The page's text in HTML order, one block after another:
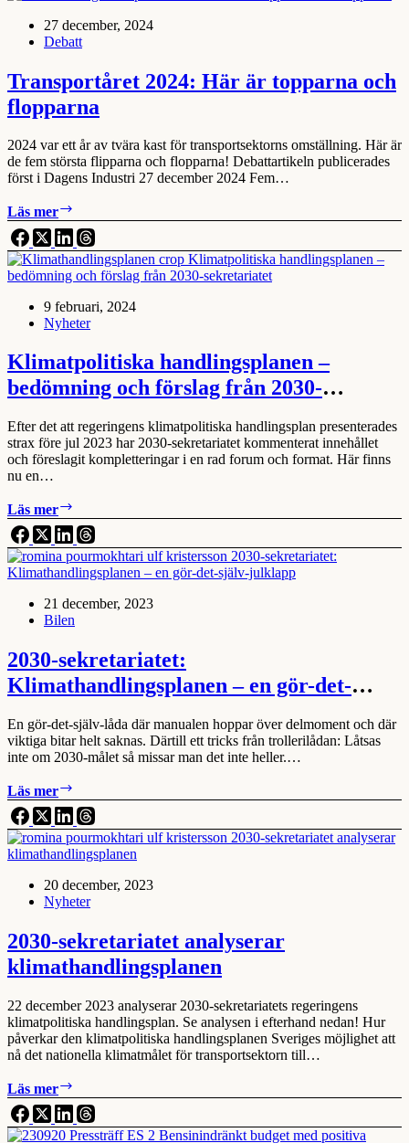
målen
kan
från
2030-
sekretariatet
27 december, 2024
Debatt
Transportåret 2024: Här är topparna och
flopparna
2024 var ett år av tvära kast för transportsektorns omställning. Här är
de fem största flipparna och flopparna! Debattartikeln publicerades
först i Dagens Industri 27 december 2024 Fem…
Läs mer
2024:
Här
är
topparna
flopparna
9 februari, 2024
Nyheter
Klimatpolitiska handlingsplanen –
bedömning och förslag från 2030-
Efter det att regeringens klimatpolitiska handlingsplan presenterades
strax före jul 2023 har 2030-sekretariatet kommenterat innehållet
och föreslagit kompletteringar i en rad forum och format. Här finns
nu en…
Läs mer
handlingsplanen
–
bedömning
och
från
2030-
21 december, 2023
Bilen
2030-sekretariatet:
Klimathandlingsplanen – en gör-det-
En gör-det-själv-låda där manualen hoppar över delmoment och där
viktiga bitar helt saknas. Därtill ett tricks från trollerilådan: Låtsas
inte om 2030-målet så missar man det inte heller.…
Läs mer
sekretariatet:
Klimathandlingsplanen
–
en
det-
själv-
20 december, 2023
Nyheter
2030-sekretariatet analyserar
klimathandlingsplanen
22 december 2023 analyserar 2030-sekretariatets regeringens
klimatpolitiska handlingsplan. Se analysen i efterhand nedan! Hur
påverkar den klimatpolitiska handlingsplanen Sveriges möjlighet att
nå det nationella klimatmålet för transportsektorn till…
Läs mer
sekretariatet
analyserar
klimathandlingsplanen